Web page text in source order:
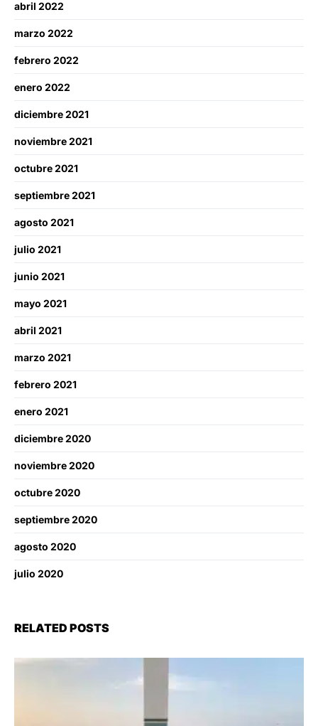
abril 2022
marzo 2022
febrero 2022
enero 2022
diciembre 2021
noviembre 2021
octubre 2021
septiembre 2021
agosto 2021
julio 2021
junio 2021
mayo 2021
abril 2021
marzo 2021
febrero 2021
enero 2021
diciembre 2020
noviembre 2020
octubre 2020
septiembre 2020
agosto 2020
julio 2020
RELATED POSTS